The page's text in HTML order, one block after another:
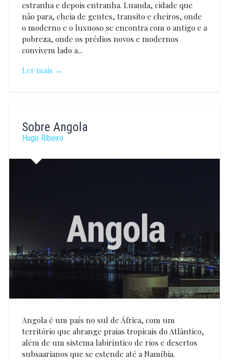
estranha e depois entranha. Luanda, cidade que
não para, cheia de gentes, transito e cheiros, onde
o moderno e o luxuoso se encontra com o antigo e a
pobreza, onde os prédios novos e modernos
convivem lado a...
Ler mais →
Pinto
Sobre Angola
Hugo Ribeiro
Angola é um país no sul de África, com um
território que abrange praias tropicais do Atlântico,
além de um sistema labiríntico de rios e desertos
subsaarianos que se estende até a Namíbia.